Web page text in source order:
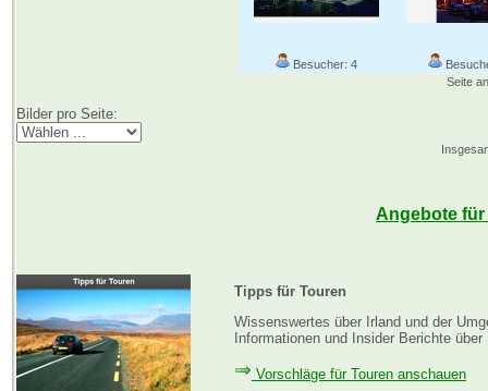
Besucher: 4
Seite
Bilder pro Seite:
Angebote
Tipps für Touren
Wissenswertes über Irland und der
Informationen und Insider Berichte
Vorschläge für Touren anschauen